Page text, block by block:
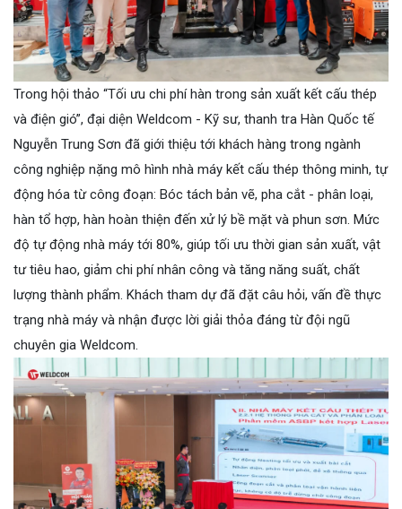
Trong hội thảo “Tối ưu chi phí hàn trong sản xuất kết cấu thép
và điện gió”, đại diện Weldcom - Kỹ sư, thanh tra Hàn Quốc tế
Nguyễn Trung Sơn đã giới thiệu tới khách hàng trong ngành
công nghiệp nặng mô hình nhà máy kết cấu thép thông minh, tự
động hóa từ công đoạn: Bóc tách bản vẽ, pha cắt - phân loại,
hàn tổ hợp, hàn hoàn thiện đến xử lý bề mặt và phun sơn. Mức
độ tự động nhà máy tới 80%, giúp tối ưu thời gian sản xuất, vật
tư tiêu hao, giảm chi phí nhân công và tăng năng suất, chất
lượng thành phẩm. Khách tham dự đã đặt câu hỏi, vấn đề thực
trạng nhà máy và nhận được lời giải thỏa đáng từ đội ngũ
chuyên gia Weldcom.